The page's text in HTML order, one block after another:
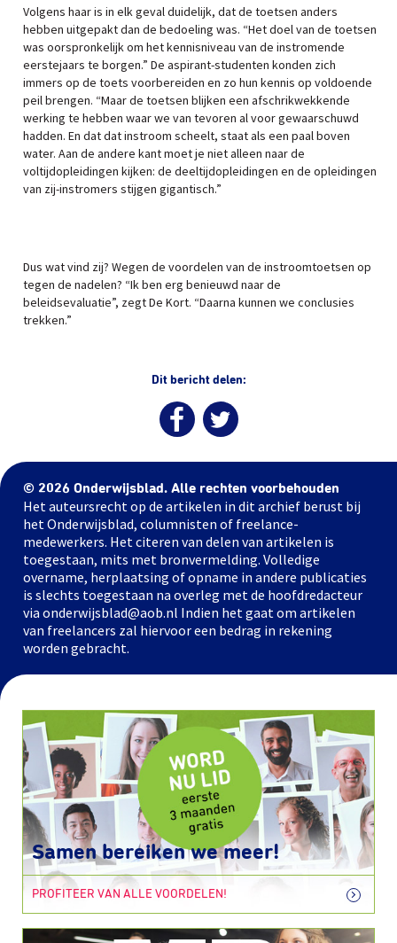
Volgens haar is in elk geval duidelijk, dat de toetsen anders
hebben uitgepakt dan de bedoeling was. “Het doel van de toetsen
was oorspronkelijk om het kennisniveau van de instromende
eerstejaars te borgen.” De aspirant-studenten konden zich
immers op de toets voorbereiden en zo hun kennis op voldoende
peil brengen. “Maar de toetsen blijken een afschrikwekkende
werking te hebben waar we van tevoren al voor gewaarschuwd
hadden. En dat dat instroom scheelt, staat als een paal boven
water. Aan de andere kant moet je niet alleen naar de
voltijdopleidingen kijken: de deeltijdopleidingen en de opleidingen
van zij-instromers stijgen gigantisch.”
Dus wat vind zij? Wegen de voordelen van de instroomtoetsen op
tegen de nadelen? “Ik ben erg benieuwd naar de
beleidsevaluatie”, zegt De Kort. “Daarna kunnen we conclusies
trekken.”
Dit bericht delen:
© 2026 Onderwijsblad. Alle rechten voorbehouden
Het auteursrecht op de artikelen in dit archief berust bij
het Onderwijsblad, columnisten of freelance-
medewerkers. Het citeren van delen van artikelen is
toegestaan, mits met bronvermelding. Volledige
overname, herplaatsing of opname in andere publicaties
is slechts toegestaan na overleg met de hoofdredacteur
via onderwijsblad@aob.nl Indien het gaat om artikelen
van freelancers zal hiervoor een bedrag in rekening
worden gebracht.
Samen bereiken we meer!
PROFITEER VAN ALLE VOORDELEN!